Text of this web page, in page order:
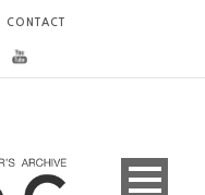
CONTACT